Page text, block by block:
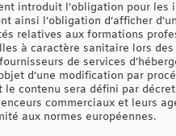
introduit l’obligation pour les
ainsi l’obligation d’afficher
relatives aux formations
à caractère sanitaire lors
de services
d’une modification par
contenu sera défini par
commerciaux et leurs
aux normes européennes.